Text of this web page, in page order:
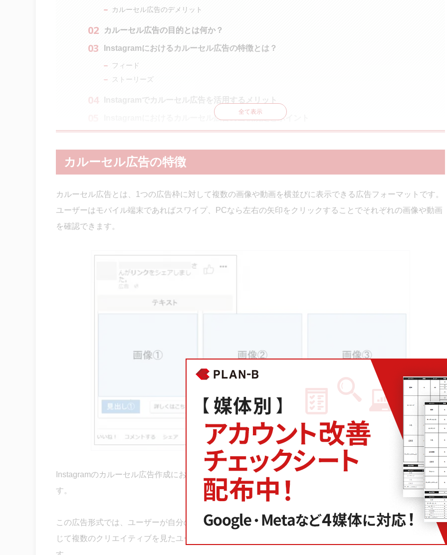
カルーセル広告のデメリット
カルーセル広告の目的とは何か？
Instagramにおけるカルーセル広告の特徴とは？
フィード
ストーリーズ
Instagramでカルーセル広告を活用するメリット
Instagramにおけるカルーセル広告の出稿規定とポイント
Instagram広告の作成方法
まとめ
全て表示
カルーセル広告の特徴
カルーセル広告とは、1つの広告枠に対して複数の画像や動画を横並びに表示できる広告フォーマットです。
ユーザーはモバイル端末であればスワイプ、PCなら左右の矢印をクリックすることでそれぞれの画像や動画
を確認できます。
Instagramのカルーセル広告作成において重要なポイントは、1枚目の広告がユーザーの注目を引くことで
す。
この広告形式では、ユーザーが自分のペースで情報を得ることが可能です。そのため、カルーセル広告を通
じて複数のクリエイティブを見たユーザーは、単一の写真を見る場合よりも理解度が高まると考えられま